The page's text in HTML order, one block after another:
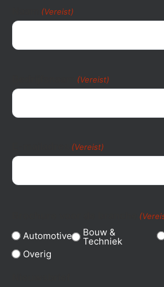
(Vereist)
(Vereist)
(Vereist)
Automotive Bouw &
Techniek
Overig